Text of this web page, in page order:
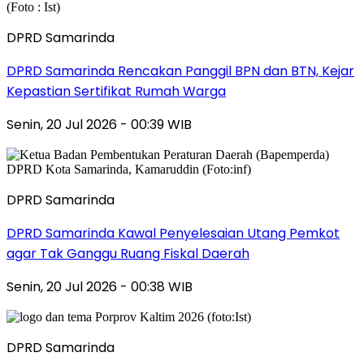
DPRD Samarinda
DPRD Samarinda Rencakan Panggil BPN dan BTN, Kejar
Kepastian Sertifikat Rumah Warga
Senin, 20 Jul 2026 - 00:39 WIB
DPRD Samarinda
DPRD Samarinda Kawal Penyelesaian Utang Pemkot
agar Tak Ganggu Ruang Fiskal Daerah
Senin, 20 Jul 2026 - 00:38 WIB
DPRD Samarinda